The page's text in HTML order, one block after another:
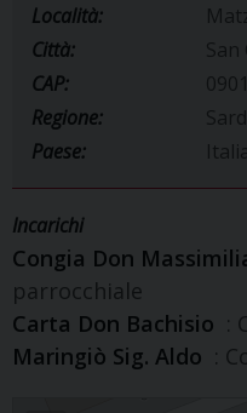
Località:
Città:
CAP:
Regione:
Paese:
Incarichi
Congia Don
parrocchiale
Carta Don Bachisio :
Maringiò Sig. Aldo :